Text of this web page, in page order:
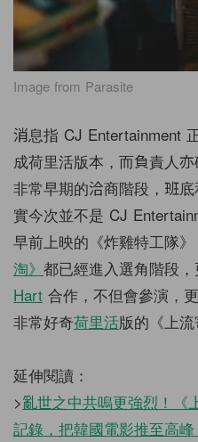
Image from Parasite
消息指 CJ Entertainment
成荷里活版本，而負責人
非常早期的洽商階段，班
實今次並不是 CJ
早前上映的《炸雞特工隊
淘》 都已經進入選角階段
Hart 合作，不但會參演，
非常好奇荷里活版的《上
延伸閱讀：
>亂世之中共嗚更強烈！《
記錄，把韓國電影推至高峰